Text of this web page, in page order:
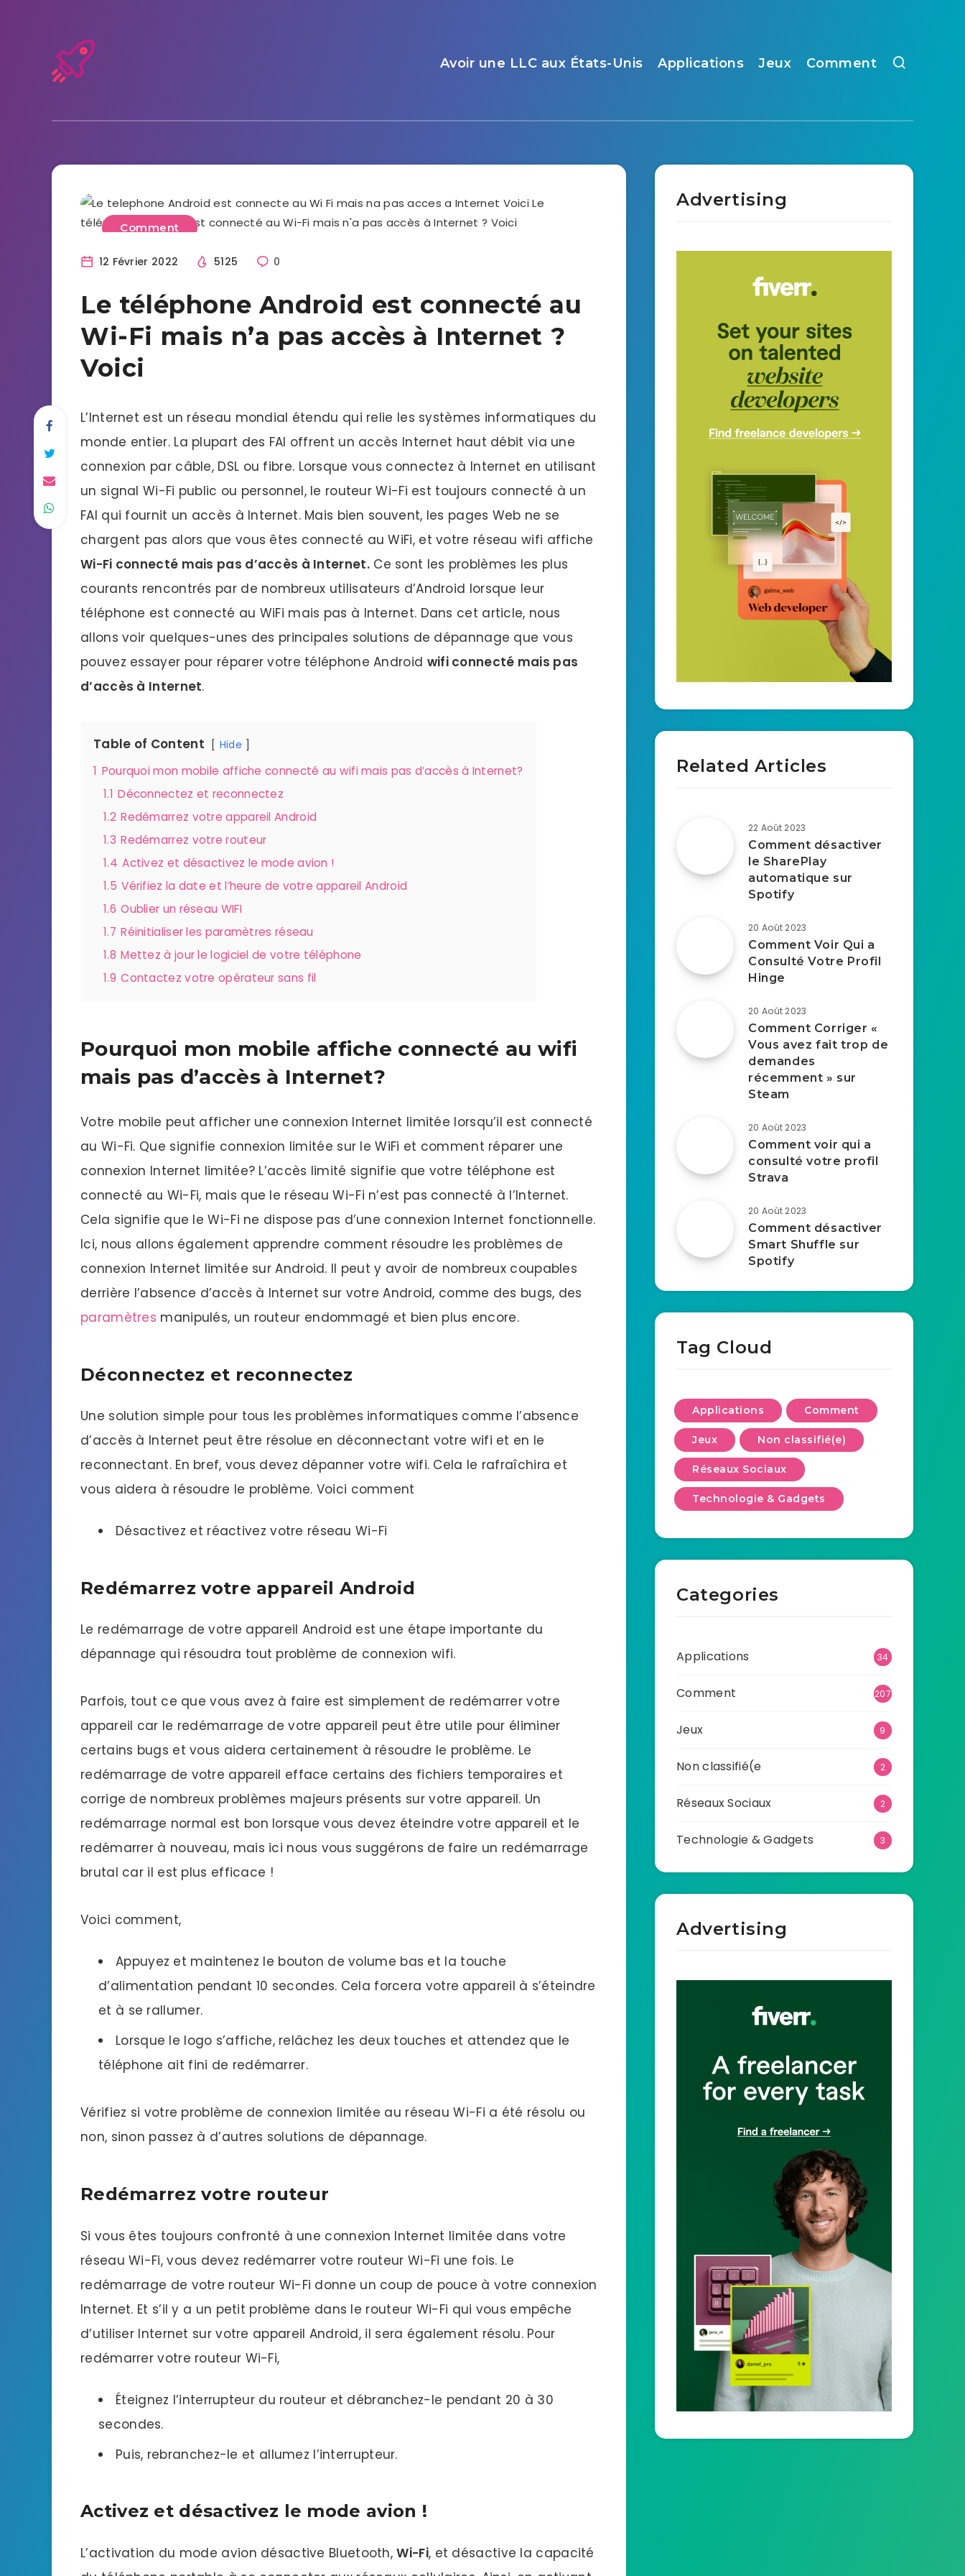
Avoir une LLC aux États-Unis Applications Jeux Comment
Comment
12 Février 2022 5125 0
Le téléphone Android est connecté au
Wi-Fi mais n’a pas accès à Internet ?
Voici
L’Internet est un réseau mondial étendu qui relie les systèmes informatiques du
monde entier. La plupart des FAI offrent un accès Internet haut débit via une
connexion par câble, DSL ou fibre. Lorsque vous connectez à Internet en utilisant
un signal Wi-Fi public ou personnel, le routeur Wi-Fi est toujours connecté à un
FAI qui fournit un accès à Internet. Mais bien souvent, les pages Web ne se
chargent pas alors que vous êtes connecté au WiFi, et votre réseau wifi affiche
Wi-Fi connecté mais pas d’accès à Internet.Ce sont les problèmes les plus
courants rencontrés par de nombreux utilisateurs d’Android lorsque leur
téléphone est connecté au WiFi mais pas à Internet. Dans cet article, nous
allons voir quelques-unes des principales solutions de dépannage que vous
pouvez essayer pour réparer votre téléphone Android wifi connecté mais pas
d’accès à Internet.
Table of Content Hide
1 Pourquoi mon mobile affiche connecté au wifi mais pas d’accès à Internet?
1.1 Déconnectez et reconnectez
1.2 Redémarrez votre appareil Android
1.3 Redémarrez votre routeur
1.4 Activez et désactivez le mode avion !
1.5 Vérifiez la date et l’heure de votre appareil Android
1.6 Oublier un réseau WIFI
1.7 Réinitialiser les paramètres réseau
1.8 Mettez à jour le logiciel de votre téléphone
1.9 Contactez votre opérateur sans fil
Pourquoi mon mobile affiche connecté au wifi
mais pas d’accès à Internet?
Votre mobile peut afficher une connexion Internet limitée lorsqu’il est connecté
au Wi-Fi. Que signifie connexion limitée sur le WiFi et comment réparer une
connexion Internet limitée? L’accès limité signifie que votre téléphone est
connecté au Wi-Fi, mais que le réseau Wi-Fi n’est pas connecté à l’Internet.
Cela signifie que le Wi-Fi ne dispose pas d’une connexion Internet fonctionnelle.
Ici, nous allons également apprendre comment résoudre les problèmes de
connexion Internet limitée sur Android. Il peut y avoir de nombreux coupables
derrière l’absence d’accès à Internet sur votre Android, comme des bugs, des
paramètres manipulés, un routeur endommagé et bien plus encore.
Déconnectez et reconnectez
Une solution simple pour tous les problèmes informatiques comme l’absence
d’accès à Internet peut être résolue en déconnectant votre wifi et en le
reconnectant. En bref, vous devez dépanner votre wifi. Cela le rafraîchira et
vous aidera à résoudre le problème. Voici comment
Désactivez et réactivez votre réseau Wi-Fi
Redémarrez votre appareil Android
Le redémarrage de votre appareil Android est une étape importante du
dépannage qui résoudra tout problème de connexion wifi.
Parfois, tout ce que vous avez à faire est simplement de redémarrer votre
appareil car le redémarrage de votre appareil peut être utile pour éliminer
certains bugs et vous aidera certainement à résoudre le problème. Le
redémarrage de votre appareil efface certains des fichiers temporaires et
corrige de nombreux problèmes majeurs présents sur votre appareil. Un
redémarrage normal est bon lorsque vous devez éteindre votre appareil et le
redémarrer à nouveau, mais ici nous vous suggérons de faire un redémarrage
brutal car il est plus efficace !
Voici comment,
Appuyez et maintenez le bouton de volume bas et la touche
d’alimentation pendant 10 secondes. Cela forcera votre appareil à s’éteindre
et à se rallumer.
Lorsque le logo s’affiche, relâchez les deux touches et attendez que le
téléphone ait fini de redémarrer.
Vérifiez si votre problème de connexion limitée au réseau Wi-Fi a été résolu ou
non, sinon passez à d’autres solutions de dépannage.
Redémarrez votre routeur
Si vous êtes toujours confronté à une connexion Internet limitée dans votre
réseau Wi-Fi, vous devez redémarrer votre routeur Wi-Fi une fois. Le
redémarrage de votre routeur Wi-Fi donne un coup de pouce à votre connexion
Internet. Et s’il y a un petit problème dans le routeur Wi-Fi qui vous empêche
d’utiliser Internet sur votre appareil Android, il sera également résolu. Pour
redémarrer votre routeur Wi-Fi,
Éteignez l’interrupteur du routeur et débranchez-le pendant 20 à 30
secondes.
Puis, rebranchez-le et allumez l’interrupteur.
Activez et désactivez le mode avion !
L’activation du mode avion désactive Bluetooth,Wi-Fi, et désactive la capacité
Advertising
Related Articles
22 Août 2023
Comment désactiver
le SharePlay
automatique sur
Spotify
20 Août 2023
Comment Voir Qui a
Consulté Votre Profil
Hinge
20 Août 2023
Comment Corriger «
Vous avez fait trop de
demandes
récemment » sur
Steam
20 Août 2023
Comment voir qui a
consulté votre profil
Strava
20 Août 2023
Comment désactiver
Smart Shuffle sur
Spotify
Tag Cloud
Applications Comment
Jeux Non classifié(e)
Réseaux Sociaux
Technologie & Gadgets
Categories
Applications 34
Comment 207
Jeux 9
Non classifié(e 2
Réseaux Sociaux 2
Technologie & Gadgets 3
Advertising